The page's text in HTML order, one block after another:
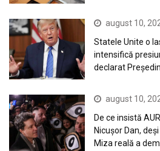
august 10,
Statele Unite o
intensifică
declarat
august 10,
De ce insistă
Nicușor Dan,
Miza reală a